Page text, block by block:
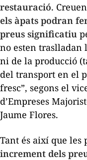
restauració.
els àpats podran
preus significatiu
no esten traslladan
ni de la producció
del transport en el
fresc”, segons el
d’Empreses
Jaume Flores.
Tant és així que les
increment dels